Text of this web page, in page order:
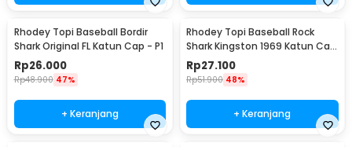
Rhodey Topi Baseball Bordir
Shark Original FL Katun Cap - P1
Rp26.000
Rp48.900 47%
+ Keranjang
Rhodey Topi Baseball Rock
Shark Kingston 1969 Katun Cap
- F206
Rp27.100
Rp51.900 48%
+ Keranjang